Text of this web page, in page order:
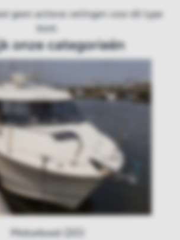
geen actieve veilingen voor dit type
boot.
onze categorieën
Motorboot (20)